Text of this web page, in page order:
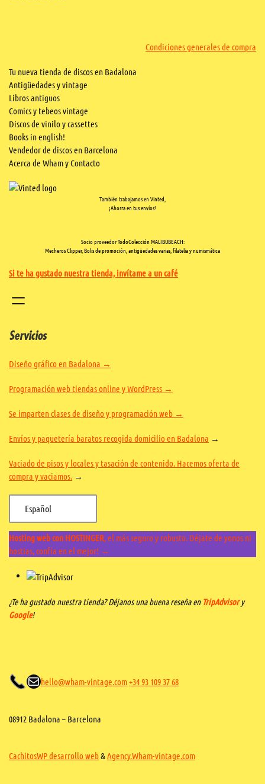
Condiciones generales de compra
Tu nueva tienda de discos en Badalona
Antigüedades y vintage
Libros antiguos
Comics y tebeos vintage
Discos de vinilo y cassettes
Books in english!
Vendedor de discos en Barcelona
Acerca de Wham y Contacto
También trabajamos en Vinted
¡Ahorra en tus envíos!
Socio proveedorTodoColección MALIBUBEACH:
Mecheros Clipper, Bolis de promoción, antigüedades varias, filatelia y numismática
Si te ha gustado nuestra tienda, invítame a un café
Servicios
Diseño gráfico en Badalona →
Programación web tiendas online y WordPress →
Se imparten clases de diseño y programación web →
Envíos y paquetería baratos recogida domicilio en Badalona →
Vaciado de pisos y locales y tasación de contenido. Hacemos oferta de
compra y vaciamos. →
Español
Hosting web con HOSTINGER, el más seguro y robusto. Déjate de yonos ni
hostias, confía en el mejor! →
¿Te ha gustado nuestra tienda? Déjanos una buena reseña en TripAdvisory
Google!
Correo electrónico
hello@wham-vintage.com+34 93 109 37 68
08912 Badalona – Barcelona
CachitosWP desarrollo web&Agency.Wham-vintage.com